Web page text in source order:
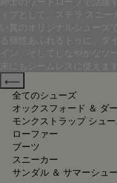
ィブとして、ステラ スニ
い真のオリジナルシューズ
る個性あふれるトゥに、ダ
イン、そしてしなやかなソ
末にもシームレスに使えます
Previous categories
全てのシューズ
オックスフォード ＆ ダ
モンクストラップ シュ
ローファー
ブーツ
スニーカー
サンダル ＆ サマーシュ